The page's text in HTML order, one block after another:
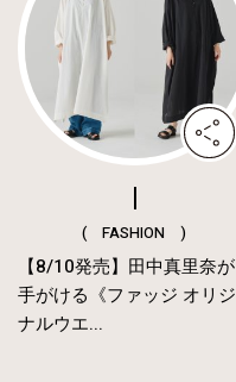
( FASHION )
【8/10発売】田中真里奈が
手がける《ファッジ オリジ
ナルウエ...